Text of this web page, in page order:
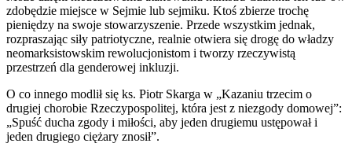
zdobędzie miejsce w Sejmie lub sejmiku. Ktoś zbierze trochę
pieniędzy na swoje stowarzyszenie. Przede wszystkim jednak,
rozpraszając siły patriotyczne, realnie otwiera się drogę do władzy
neomarksistowskim rewolucjonistom i tworzy rzeczywistą
przestrzeń dla genderowej inkluzji.
O co innego modlił się ks. Piotr Skarga w „Kazaniu trzecim o
drugiej chorobie Rzeczypospolitej, która jest z niezgody domowej”:
„Spuść ducha zgody i miłości, aby jeden drugiemu ustępował i
jeden drugiego ciężary znosił”.